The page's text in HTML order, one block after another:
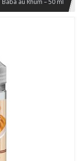
Baba au Rhum – 50 ml